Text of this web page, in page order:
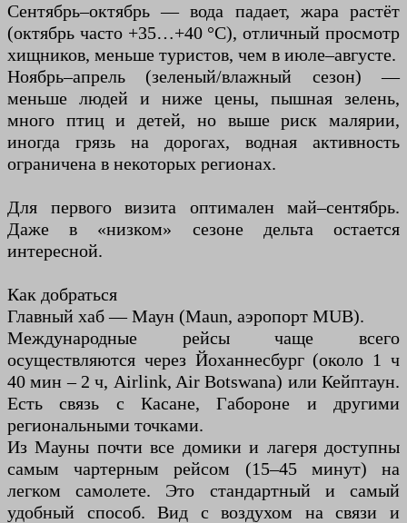
Сентябрь–октябрь — вода падает, жара растёт
(октябрь часто +35…+40 °C), отличный просмотр
хищников, меньше туристов, чем в июле–августе.
Ноябрь–апрель (зеленый/влажный сезон) —
меньше людей и ниже цены, пышная зелень,
много птиц и детей, но выше риск малярии,
иногда грязь на дорогах, водная активность
ограничена в некоторых регионах.
Для первого визита оптимален май–сентябрь.
Даже в «низком» сезоне дельта остается
интересной.
Как добраться
Главный хаб — Маун (Maun, аэропорт MUB).
Международные рейсы чаще всего
осуществляются через Йоханнесбург (около 1 ч
40 мин – 2 ч, Airlink, Air Botswana) или Кейптаун.
Есть связь с Касане, Габороне и другими
региональными точками.
Из Мауны почти все домики и лагеря доступны
самым чартерным рейсом (15–45 минут) на
легком самолете. Это стандартный и самый
удобный способ. Вид с воздухом на связи и